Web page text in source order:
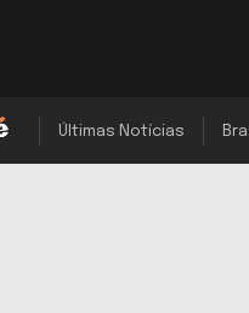
Últimas Notícias